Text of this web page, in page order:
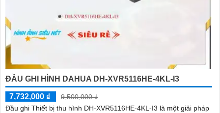
ĐẦU GHI HÌNH DAHUA DH-XVR5116HE-4KL-I3
7,732,000 ₫
9,500,000 ₫
Đầu ghi Thiết bị thu hình DH-XVR5116HE-4KL-I3 là một giải pháp